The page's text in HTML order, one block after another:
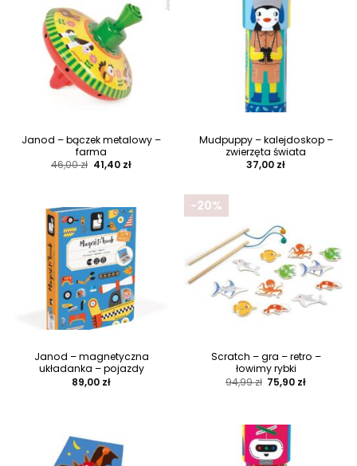
Janod – bączek metalowy –
farma
46,00zł Pierwotna
cena
41,40 złAktualna
Mudpuppy – kalejdoskop –
zwierzęta świata
37,00 zł
Janod – magnetyczna
układanka – pojazdy
89,00 zł
-20%
Scratch – gra – retro –
łowimy rybki
94,99zł Pierwotna
cena
75,90 złAktualna